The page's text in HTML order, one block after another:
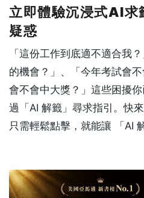
立即體驗沉浸式AI求
疑惑
「這份工作到底適不適合我？
的機會？ 」、 「今年考試會
會不會中大獎？」 這些困擾
過「AI 解籤」尋求指引。快
只需輕鬆點擊，就能讓 「AI